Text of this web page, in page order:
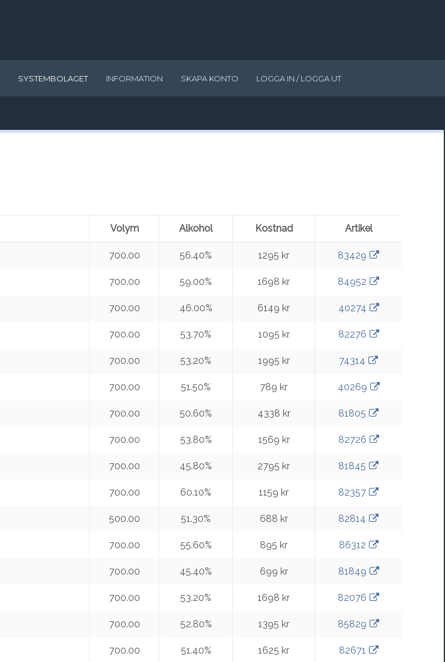
SYSTEMBOLAGET INFORMATION SKAPA KONTO LOGGA IN / LOGGA UT
Volym Alkohol Kostnad Artikel
700.00 56.40% 1295 kr 83429
700.00 59.00% 1698 kr 84952
700.00 46.00% 6149 kr 40274
700.00 53.70% 1095 kr 82276
700.00 53.20% 1995 kr 74314
700.00 51.50% 789 kr 40269
700.00 50.60% 4338 kr 81805
700.00 53.80% 1569 kr 82726
700.00 45.80% 2795 kr 81845
700.00 60.10% 1159 kr 82357
500.00 51.30% 688 kr 82814
700.00 55.60% 895 kr 86312
700.00 45.40% 699 kr 81849
700.00 53.20% 1698 kr 82076
700.00 52.80% 1395 kr 85829
700.00 51.40% 1625 kr 82671